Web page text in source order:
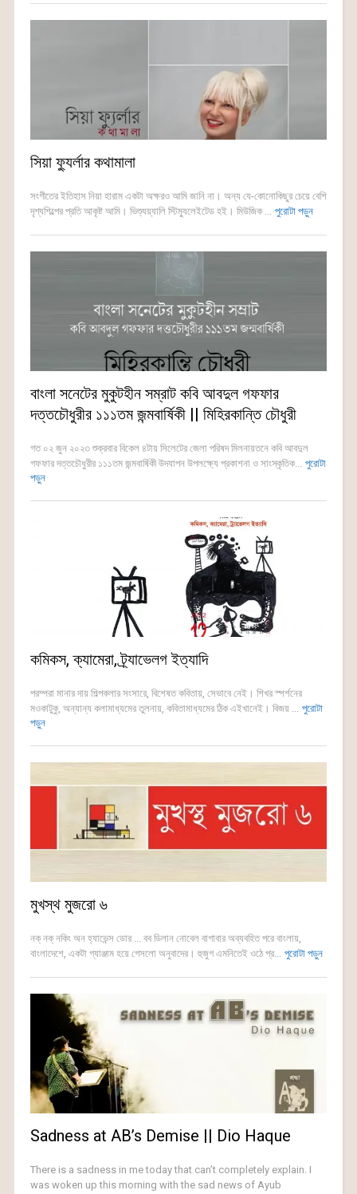
সিয়া ফ্যুর্লার কথামালা
সংগীতের ইতিহাস নিয়া হারাম একটা অক্ষরও আমি জানি না। অন্য যে-কোনোকিছুর চেয়ে বেশি
দৃশ্যশিল্পের প্রতি আকৃষ্ট আমি। ভিশ্যুয়্যালি স্টিম্যুলেইটেড হই। মিউজিক ... পুরোটা পড়ুন
বাংলা সনেটের মুকুটহীন সম্রাট কবি আবদুল গফফার
দত্তচৌধুরীর ১১১তম জন্মবার্ষিকী || মিহিরকান্তি চৌধুরী
গত ০২ জুন ২০২৩ শুক্রবার বিকেল ৪টায় সিলেটের জেলা পরিষদ মিলনায়তনে কবি আবদুল
গফফার দত্তচৌধুরীর ১১১তম জন্মবার্ষিকী উদযাপন উপলক্ষ্যে প্রকাশনা ও সাংস্কৃতিক... পুরোটা
পড়ুন
কমিকস, ক্যামেরা, ট্র্যাভেলগ ইত্যাদি
পরম্পরা মানার দায় শিল্পকলার সংসারে, বিশেষত কবিতায়, সেভাবে নেই। শিখর স্পর্শনের
মওকাটুকু, অন্যান্য কলামাধ্যমের তুলনায়, কবিতামাধ্যমের ঠিক এইখানেই। বিজয় ... পুরোটা
পড়ুন
মুখস্থ মুজরো ৬
নক্ নক্ নকিং অন হ্যাভেন্স ডোর ... বব ডিলান নোবেল বাগাবার অব্যবহিত পরে বাংলায়,
বাংলাদেশে, একটা গ্যাঞ্জাম হয়ে গেসলো অনুবাদের। হুজুগ এমনিতেই ওঠে প্র... পুরোটা পড়ুন
Sadness at AB’s Demise || Dio Haque
There is a sadness in me today that can’t completely explain. I
was woken up this morning with the sad news of Ayub